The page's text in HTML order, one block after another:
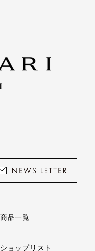
商品一覧
ショップリスト